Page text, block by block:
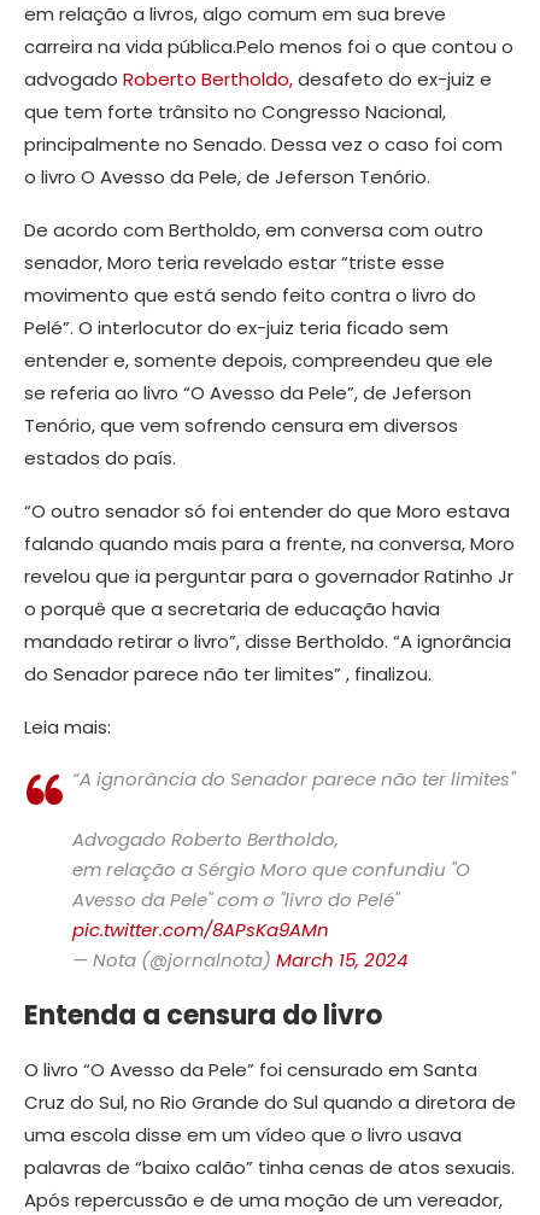
em relação a livros, algo comum em sua breve
carreira na vida pública.Pelo menos foi o que contou o
advogado Roberto Bertholdo,desafeto do ex-juiz e
que tem forte trânsito no Congresso Nacional,
principalmente no Senado. Dessa vez o caso foi com
o livro O Avesso da Pele, de Jeferson Tenório.
De acordo com Bertholdo, em conversa com outro
senador, Moro teria revelado estar “triste esse
movimento que está sendo feito contra o livro do
Pelé”. O interlocutor do ex-juiz teria ficado sem
entender e, somente depois, compreendeu que ele
se referia ao livro “O Avesso da Pele”, de Jeferson
Tenório, que vem sofrendo censura em diversos
estados do país.
“O outro senador só foi entender do que Moro estava
falando quando mais para a frente, na conversa, Moro
revelou que ia perguntar para o governador Ratinho Jr
o porquê que a secretaria de educação havia
mandado retirar o livro”, disse Bertholdo. “A ignorância
do Senador parece não ter limites” , finalizou.
Leia mais:
“A ignorância do Senador parece não ter limites"
Advogado Roberto Bertholdo,
em relação a Sérgio Moro que confundiu "O
Avesso da Pele" com o "livro do Pelé"
pic.twitter.com/8APsKa9AMn
— Nota (@jornalnota) March 15, 2024
Entenda a censura do livro
O livro “O Avesso da Pele” foi censurado em Santa
Cruz do Sul, no Rio Grande do Sul quando a diretora de
uma escola disse em um vídeo que o livro usava
palavras de “baixo calão” tinha cenas de atos sexuais.
Após repercussão e de uma moção de um vereador,